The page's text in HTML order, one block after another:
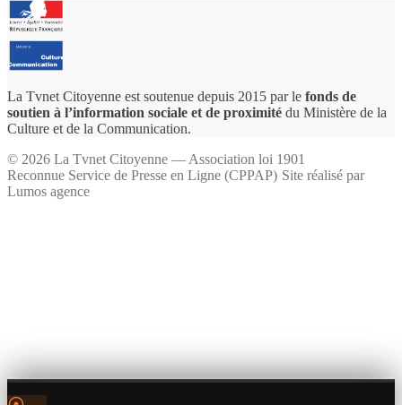
La Tvnet Citoyenne est soutenue depuis 2015 par le fonds de
soutien à l’information sociale et de proximité du Ministère de la
Culture et de la Communication.
© 2026 La Tvnet Citoyenne — Association loi 1901
Reconnue Service de Presse en Ligne (CPPAP)·Site réalisé par
Lumos agence